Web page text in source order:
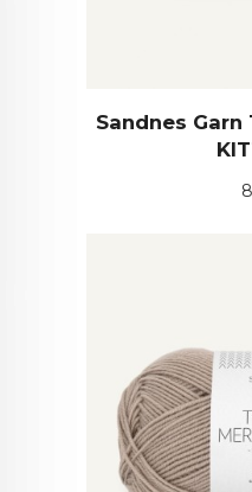
Sandnes Garn